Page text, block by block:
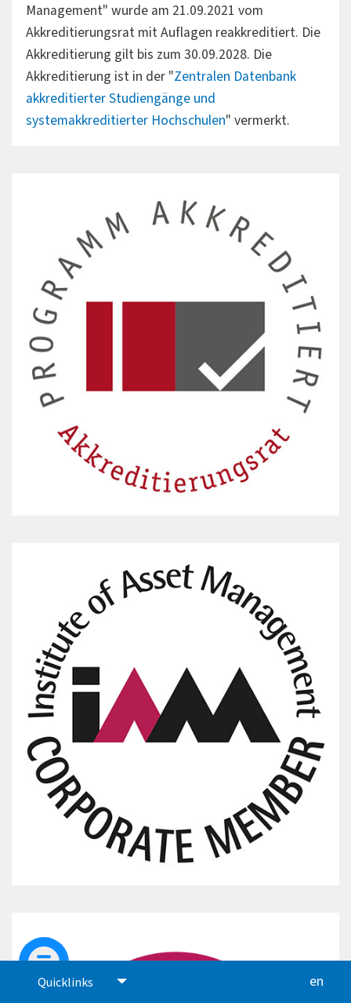
Quicklinks en
Management" wurde am 21.09.2021 vom
Akkreditierungsrat mit Auflagen reakkreditiert. Die
Akkreditierung gilt bis zum 30.09.2028. Die
Akkreditierung ist in der "Zentralen Datenbank
akkreditierter Studiengänge und
systemakkreditierter Hochschulen" vermerkt.